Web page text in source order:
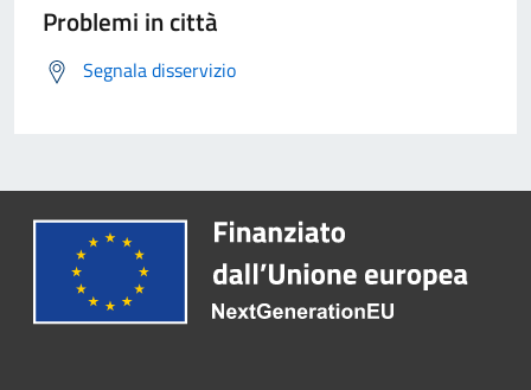
Problemi in città
Segnala disservizio